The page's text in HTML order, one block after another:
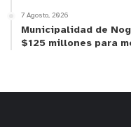
7 Agosto, 2026
Municipalidad de
$125 millones para